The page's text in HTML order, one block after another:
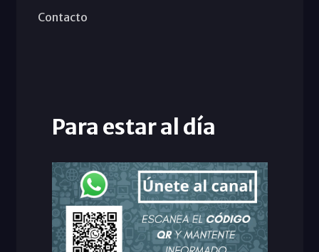
Contacto
Para estar al día